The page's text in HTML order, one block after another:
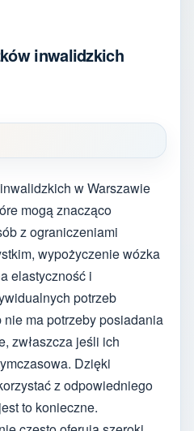
inwalidzkich
w Warszawie
mogą znacząco
z ograniczeniami
wypożyczenie wózka
elastyczność i
potrzeb
ma potrzeby posiadania
zwłaszcza jeśli ich
Dzięki
z odpowiedniego
to konieczne.